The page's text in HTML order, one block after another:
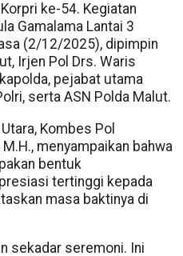
ke-54. Kegiatan
Gamalama Lantai 3
(2/12/2025), dipimpin
Irjen Pol Drs. Waris
pejabat utama
serta ASN Polda Malut.
Kombes Pol
menyampaikan bahwa
bentuk
tertinggi kepada
masa baktinya di
sekadar seremoni. Ini